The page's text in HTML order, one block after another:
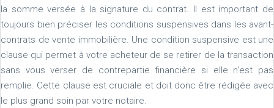
la somme versée à la signature du contrat. Il est important de
toujours bien préciser les conditions suspensives dans les avant-
contrats de vente immobilière. Une condition suspensive est une
clause qui permet à votre acheteur de se retirer de la transaction
sans vous verser de contrepartie financière si elle n'est pas
remplie. Cette clause est cruciale et doit donc être rédigée avec
le plus grand soin par votre notaire.